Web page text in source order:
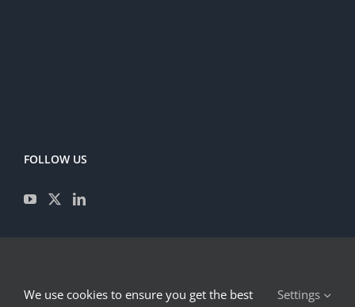
FOLLOW US
IMPRESSUM
We use cookies to ensure you get the best
Settings